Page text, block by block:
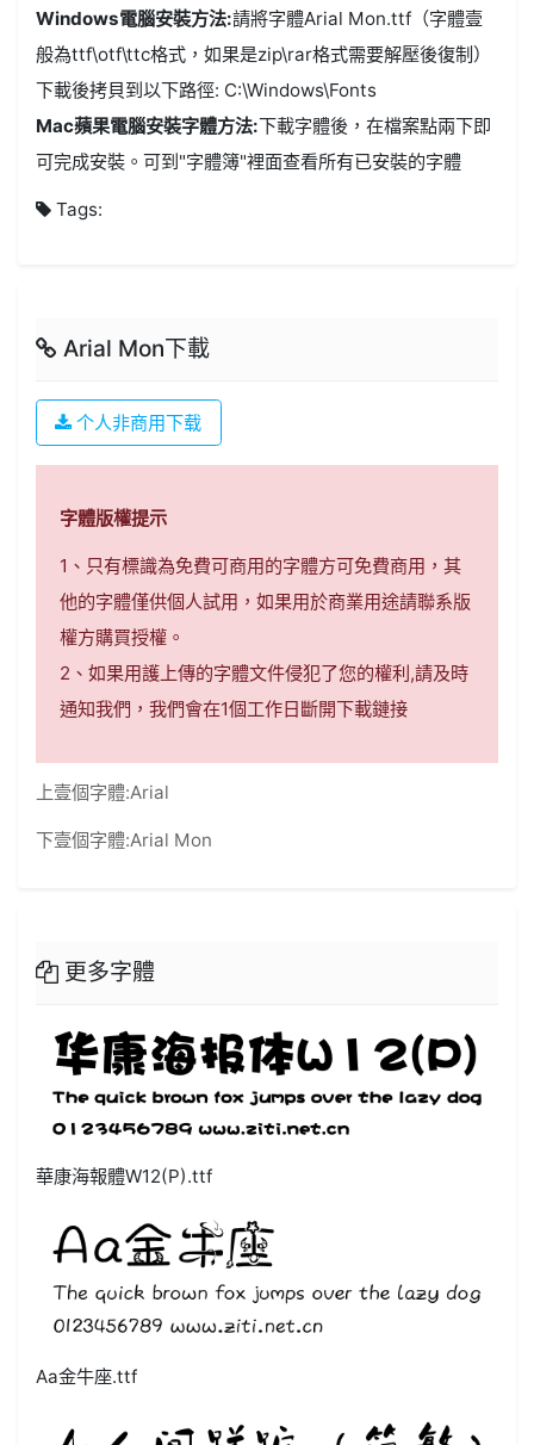
Windows電腦安裝方法:請將字體Arial Mon.ttf（字體壹
般為ttf\otf\ttc格式，如果是zip\rar格式需要解壓後復制）
下載後拷貝到以下路徑: C:\Windows\Fonts
Mac蘋果電腦安裝字體方法:下載字體後，在檔案點兩下即
可完成安裝。可到"字體簿"裡面查看所有已安裝的字體
Tags:
Arial Mon下載
个人非商用下载
字體版權提示
1、只有標識為免費可商用的字體方可免費商用，其
他的字體僅供個人試用，如果用於商業用途請聯系版
權方購買授權。
2、如果用護上傳的字體文件侵犯了您的權利,請及時
通知我們，我們會在1個工作日斷開下載鏈接
上壹個字體:Arial
下壹個字體:Arial Mon
更多字體
華康海報體W12(P).ttf
Aa金牛座.ttf